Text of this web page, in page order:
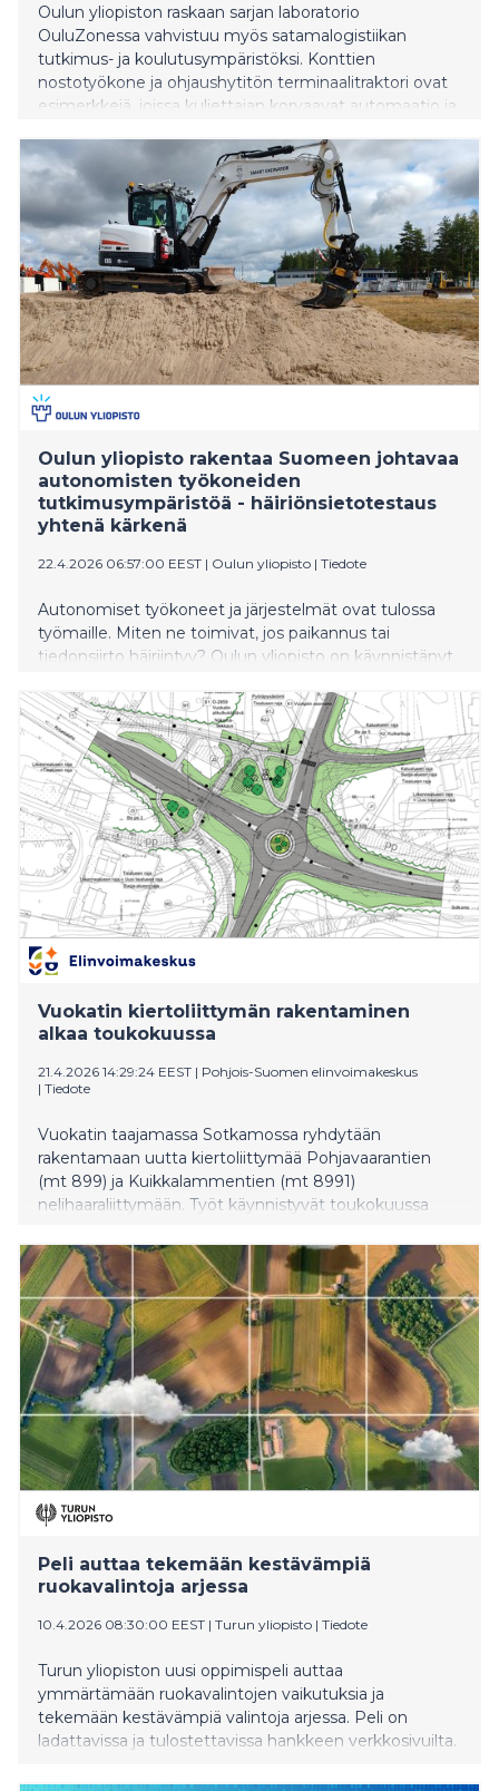
Oulun yliopiston raskaan sarjan laboratorio
OuluZonessa vahvistuu myös satamalogistiikan
tutkimus- ja koulutusympäristöksi. Konttien
nostotyökone ja ohjaushytitön terminaalitraktori ovat
esimerkkejä, joissa kuljettajan korvaavat automaatio ja
avulla Oulussa tehdään suuri siirto satamalogistiikan
automatisaatiossa. Kyseessä on osa laajempaa Port
Automation -investointihanketta, jonka tavoitteena on
kehittää Suomeen ensimmäinen avoin ja kokeellisen
tutkimus-, kehitys- ja koulutusympäristö merikonttien
käsittelyyn, varastointiin, purkamiseen ja
kuormaukseen automaattisesti ohjatuilla työkoneilla.
Oulun yliopisto rakentaa Suomeen johtavaa
autonomisten työkoneiden
tutkimusympäristöä - häiriönsietotestaus
yhtenä kärkenä
22.4.2026 06:57:00 EEST | Oulun yliopisto | Tiedote
Autonomiset työkoneet ja järjestelmät ovat tulossa
työmaille. Miten ne toimivat, jos paikannus tai
tiedonsiirto häiriintyy? Oulun yliopisto on käynnistänyt
tavoitteena on parantaa autonomisten laitteiden
häiriönsietokykyä ja toimintavarmuutta vaativissa ja
häiriöherkissä olosuhteissa.
Vuokatin kiertoliittymän rakentaminen
alkaa toukokuussa
21.4.2026 14:29:24 EEST | Pohjois-Suomen elinvoimakeskus
| Tiedote
Vuokatin taajamassa Sotkamossa ryhdytään
rakentamaan uutta kiertoliittymää Pohjavaarantien
(mt 899) ja Kuikkalammentien (mt 8991)
nelihaaraliittymään. Työt käynnistyvät toukokuussa
Peli auttaa tekemään kestävämpiä
ruokavalintoja arjessa
10.4.2026 08:30:00 EEST | Turun yliopisto | Tiedote
Turun yliopiston uusi oppimispeli auttaa
ymmärtämään ruokavalintojen vaikutuksia ja
tekemään kestävämpiä valintoja arjessa. Peli on
ladattavissa ja tulostettavissa hankkeen verkkosivuilta.